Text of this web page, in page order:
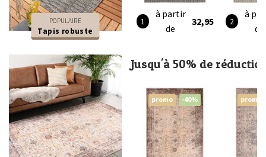
POPULAIRE
Tapis robuste
à partir
de
32,95
à
de
Jusqu'à 50% de
promo -40% promo